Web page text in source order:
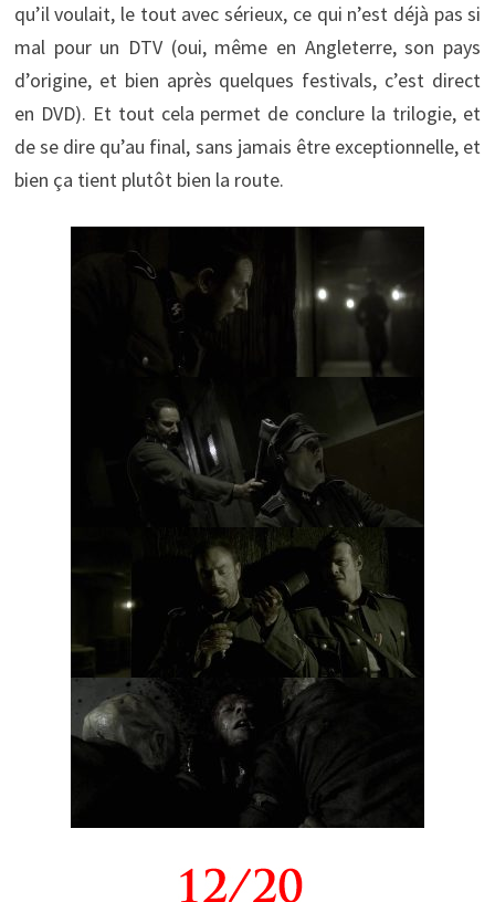
qu’il voulait, le tout avec sérieux, ce qui n’est déjà pas si
mal pour un DTV (oui, même en Angleterre, son pays
d’origine, et bien après quelques festivals, c’est direct
en DVD). Et tout cela permet de conclure la trilogie, et
de se dire qu’au final, sans jamais être exceptionnelle, et
bien ça tient plutôt bien la route.